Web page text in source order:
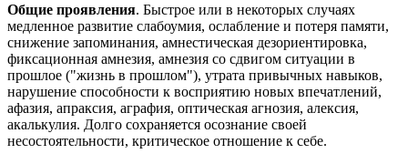
Общие проявления. Быстрое или в некоторых случаях
медленное развитие слабоумия, ослабление и потеря памяти,
снижение запоминания, амнестическая дезориентировка,
фиксационная амнезия, амнезия со сдвигом ситуации в
прошлое ("жизнь в прошлом"), утрата привычных навыков,
нарушение способности к восприятию новых впечатлений,
афазия, апраксия, аграфия, оптическая агнозия, алексия,
акалькулия. Долго сохраняется осознание своей
несостоятельности, критическое отношение к себе.